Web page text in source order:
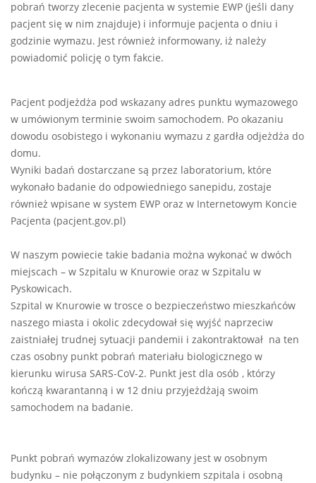
pobrań tworzy zlecenie pacjenta w systemie EWP (jeśli dany
pacjent się w nim znajduje) i informuje pacjenta o dniu i
godzinie wymazu. Jest również informowany, iż należy
powiadomić policję o tym fakcie.
Pacjent podjeżdża pod wskazany adres punktu wymazowego
w umówionym terminie swoim samochodem. Po okazaniu
dowodu osobistego i wykonaniu wymazu z gardła odjeżdża do
domu.
Wyniki badań dostarczane są przez laboratorium, które
wykonało badanie do odpowiedniego sanepidu, zostaje
również wpisane w system EWP oraz w Internetowym Koncie
Pacjenta (pacjent.gov.pl)
W naszym powiecie takie badania można wykonać w dwóch
miejscach – w Szpitalu w Knurowie oraz w Szpitalu w
Pyskowicach.
Szpital w Knurowie w trosce o bezpieczeństwo mieszkańców
naszego miasta i okolic zdecydował się wyjść naprzeciw
zaistniałej trudnej sytuacji pandemii i zakontraktował na ten
czas osobny punkt pobrań materiału biologicznego w
kierunku wirusa SARS-CoV-2. Punkt jest dla osób , którzy
kończą kwarantanną i w 12 dniu przyjeżdżają swoim
samochodem na badanie.
Punkt pobrań wymazów zlokalizowany jest w osobnym
budynku – nie połączonym z budynkiem szpitala i osobną